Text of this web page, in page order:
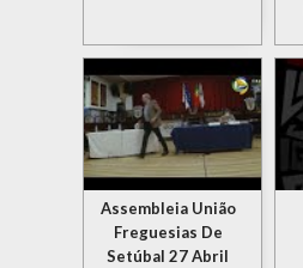
Assembleia União
Freguesias De
Setúbal 27 Abril